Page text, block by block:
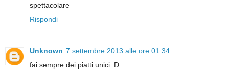
spettacolare
Rispondi
Unknown 7 settembre 2013 alle ore 01:34
fai sempre dei piatti unici :D